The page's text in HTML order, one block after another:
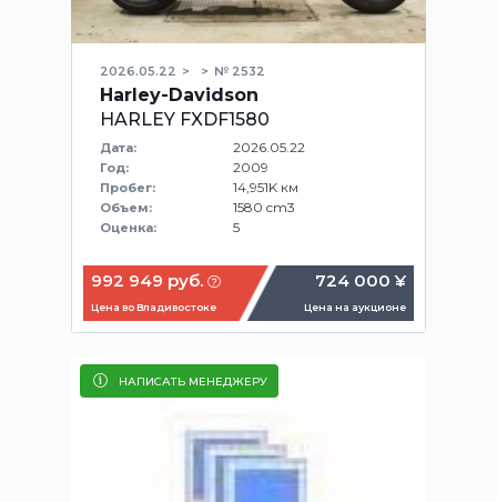
2026.05.22 № 2532
Harley-Davidson
HARLEY FXDF1580
Дата: 2026.05.22
Год: 2009
Пробег: 14,951K км
Объем: 1580 cm3
Оценка: 5
992 949 руб.
Цена во Владивостоке
724 000 ¥
Цена на аукционе
НАПИСАТЬ МЕНЕДЖЕРУ